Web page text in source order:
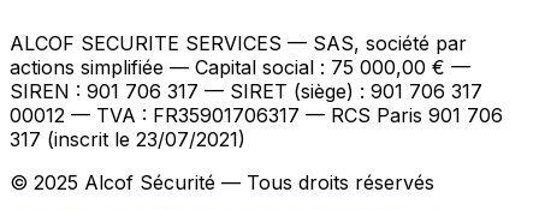
ALCOF SECURITE SERVICES — SAS, société par
actions simplifiée — Capital social : 75 000,00 € —
SIREN : 901 706 317 — SIRET (siège) : 901 706 317
00012 — TVA : FR35901706317 — RCS Paris 901 706
317 (inscrit le 23/07/2021)
© 2025 Alcof Sécurité — Tous droits réservés